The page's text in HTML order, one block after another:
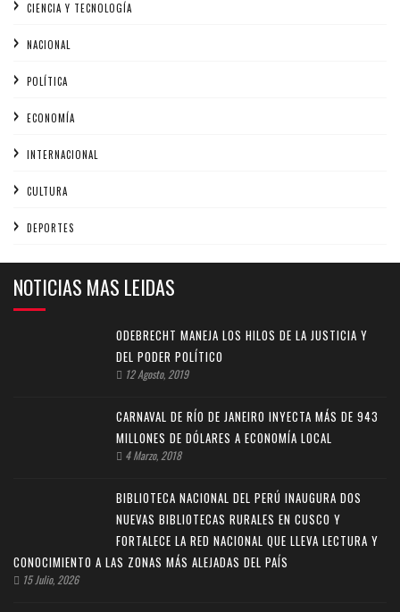
CIENCIA Y TECNOLOGÍA
NACIONAL
POLÍTICA
ECONOMÍA
INTERNACIONAL
CULTURA
DEPORTES
NOTICIAS MAS LEIDAS
ODEBRECHT MANEJA LOS HILOS DE LA JUSTICIA Y
DEL PODER POLÍTICO
12 Agosto, 2019
CARNAVAL DE RÍO DE JANEIRO INYECTA MÁS DE 943
MILLONES DE DÓLARES A ECONOMÍA LOCAL
4 Marzo, 2018
BIBLIOTECA NACIONAL DEL PERÚ INAUGURA DOS
NUEVAS BIBLIOTECAS RURALES EN CUSCO Y
FORTALECE LA RED NACIONAL QUE LLEVA LECTURA Y
CONOCIMIENTO A LAS ZONAS MÁS ALEJADAS DEL PAÍS
15 Julio, 2026